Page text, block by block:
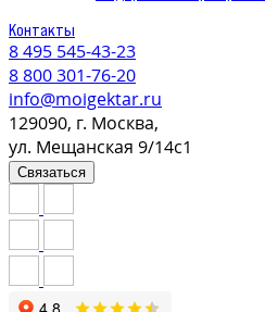
Контакты
8 495 545-43-23
8 800 301-76-20
info@moigektar.ru
129090, г. Москва,
ул. Мещанская 9/14с1
Связаться